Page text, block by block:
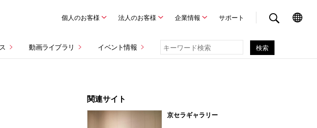
個人のお客様 法人のお客様 企業情報 サポート
動画ライブラリ イベント情報
関連サイト
京セラギャラリー